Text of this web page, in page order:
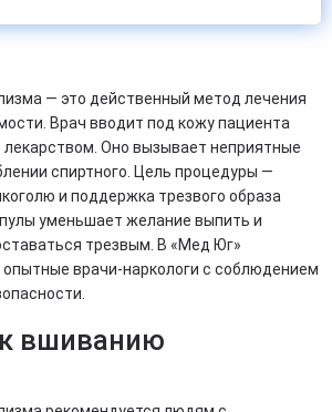
— это действенный метод лечения
Врач вводит под кожу пациента
лекарством. Оно вызывает неприятные
спиртного. Цель процедуры —
и поддержка трезвого образа
уменьшает желание выпить и
трезвым. В «Мед Юг»
опытные врачи-наркологи с соблюдением
вшиванию